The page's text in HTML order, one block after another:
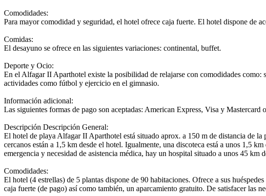
Comodidades:
Para mayor comodidad y seguridad, el hotel ofrece caja fuerte. El hotel dispone de
Comidas:
El desayuno se ofrece en las siguientes variaciones: continental, buffet.
Deporte y Ocio:
En el Alfagar II Aparthotel existe la posibilidad de relajarse con comodidades como:
actividades como fútbol y ejercicio en el gimnasio.
Información adicional:
Las siguientes formas de pago son aceptadas: American Express, Visa y
Descripción Descripción General:
El hotel de playa Alfagar II Aparthotel está situado aprox. a 150 m de distancia de
cercanos están a 1,5 km desde el hotel. Igualmente, una discoteca está a unos 1,5
emergencia y necesidad de asistencia médica, hay un hospital situado a unos 45
Comodidades:
El hotel (4 estrellas) de 5 plantas dispone de 90 habitaciones. Ofrece a sus
caja fuerte (de pago) así como también, un aparcamiento gratuito. De satisfacer las